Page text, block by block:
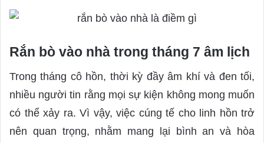
Rắn bò vào nhà trong tháng 7 âm lịch
Trong tháng cô hồn, thời kỳ đầy âm khí và đen tối,
nhiều người tin rằng mọi sự kiện không mong muốn
có thể xảy ra. Vì vậy, việc cúng tế cho linh hồn trở
nên quan trọng, nhằm mang lại bình an và hòa